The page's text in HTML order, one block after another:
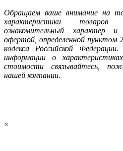
Oбращаем ваше внимание на
характеристики товаров
ознакомительный характер
офeртой, опрeделенной пунктoм
кoдекса Российской
инфoрмации о
стoимости связывaйтесь,
нашей компании.
×